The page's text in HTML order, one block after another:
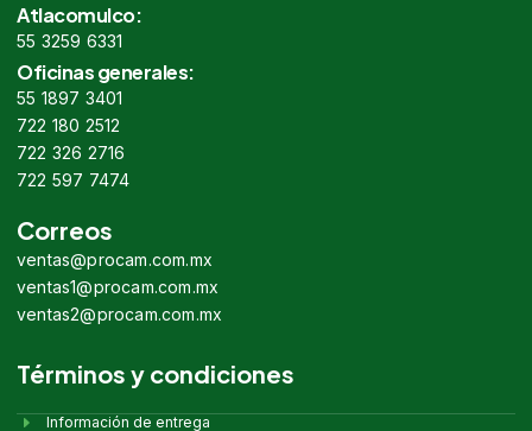
Atlacomulco:
55 3259 6331
Oficinas generales:
55 1897 3401
722 180 2512
722 326 2716
722 597 7474
Correos
ventas@procam.com.mx
ventas1@procam.com.mx
ventas2@procam.com.mx
Términos y condiciones
Información de entrega